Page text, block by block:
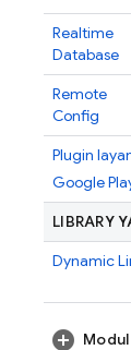
Realtime
Database
Remote
Config
Plugin
Google
LIBRARY
Dynamic